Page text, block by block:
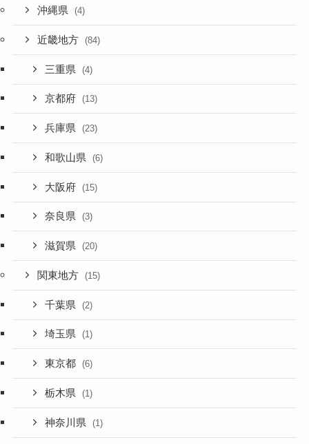
沖縄県 (4)
近畿地方 (84)
三重県 (4)
京都府 (13)
兵庫県 (23)
和歌山県 (6)
大阪府 (15)
奈良県 (3)
滋賀県 (20)
関東地方 (15)
千葉県 (2)
埼玉県 (1)
東京都 (6)
栃木県 (1)
神奈川県 (1)